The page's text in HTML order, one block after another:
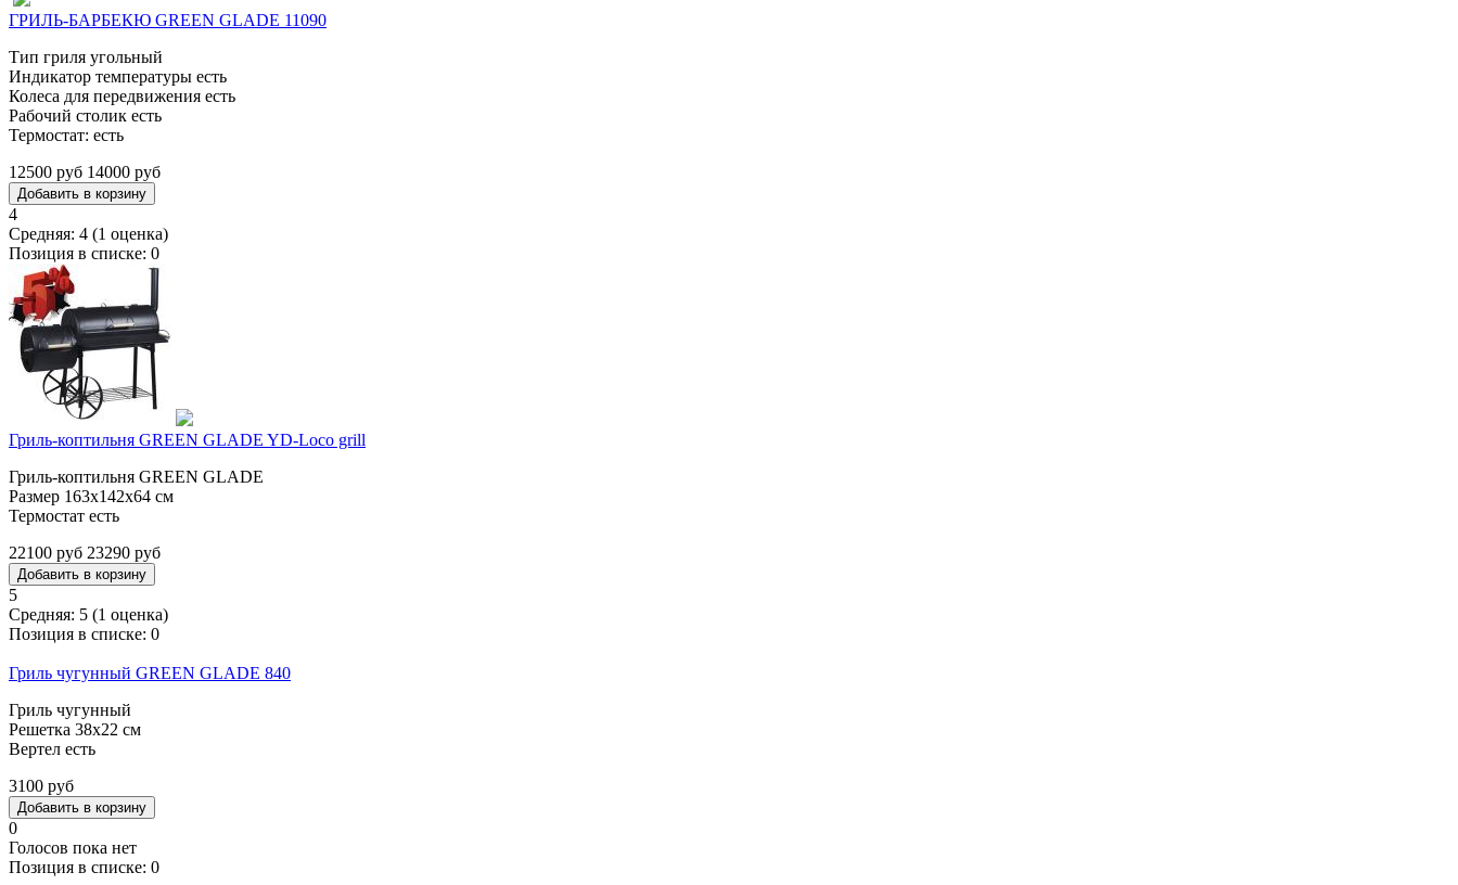
ГРИЛЬ-БАРБЕКЮ GREEN GLADE 11090
Тип гриля угольный
Индикатор температуры есть
Колеса для передвижения есть
Рабочий столик есть
Термостат: есть
12500 руб 14000 руб
4
Средняя: 4 (1 оценка)
Позиция в списке: 0
Гриль-коптильня GREEN GLADE YD-Loco grill
Гриль-коптильня GREEN GLADE
Размер 163х142х64 см
Термостат есть
22100 руб 23290 руб
5
Средняя: 5 (1 оценка)
Позиция в списке: 0
Гриль чугунный GREEN GLADE 840
Гриль чугунный
Решетка 38х22 см
Вертел есть
3100 руб
0
Голосов пока нет
Позиция в списке: 0